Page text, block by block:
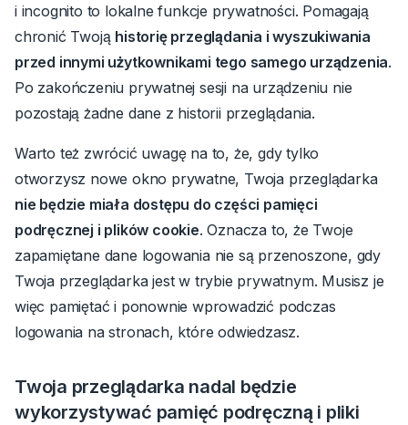
i incognito to lokalne funkcje prywatności. Pomagają
chronić Twoją historię przeglądania i wyszukiwania
przed innymi użytkownikami tego samego urządzenia.
Po zakończeniu prywatnej sesji na urządzeniu nie
pozostają żadne dane z historii przeglądania.
Warto też zwrócić uwagę na to, że, gdy tylko
otworzysz nowe okno prywatne, Twoja przeglądarka
nie będzie miała dostępu do części pamięci
podręcznej i plików cookie. Oznacza to, że Twoje
zapamiętane dane logowania nie są przenoszone, gdy
Twoja przeglądarka jest w trybie prywatnym. Musisz je
więc pamiętać i ponownie wprowadzić podczas
logowania na stronach, które odwiedzasz.
Twoja przeglądarka nadal będzie
wykorzystywać pamięć podręczną i pliki